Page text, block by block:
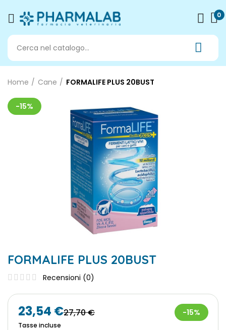
0
Home Cane FORMALIFE PLUS 20BUST
-15%
FORMALIFE PLUS 20BUST
Recensioni (0)
23,54 €27,70 €
Tasse incluse
-15%